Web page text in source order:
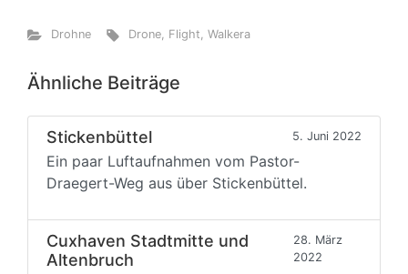
Drohne Drone, Flight,Walkera
Ähnliche Beiträge
Stickenbüttel 5. Juni 2022
Ein paar Luftaufnahmen vom Pastor-
Draegert-Weg aus über Stickenbüttel.
Cuxhaven Stadtmitte und
Altenbruch
28. März
2022